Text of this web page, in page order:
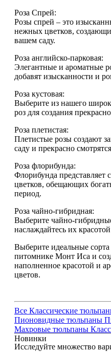
Роза Спрей:
Розы спрей – это
нежных цветков,
вашем саду.
Роза английско-парковая:
Элегантные и ароматные
добавят изысканности и
Роза кустовая:
Выберите из нашего
роз для создания
Роза плетистая:
Плетистые розы создают
саду и прекрасно
Роза флорибунда:
Флорибунда представляет
цветков, обещающих
период.
Роза чайно-гибридная:
Выберите чайно-
наслаждайтесь их
Выберите идеальные сорта
питомнике Монт Иса и
наполненное красотой и
цветов.
Все Классические
Пионовидные тюльпаны
Махровые тюльпаны
Новинки
Исследуйте множество